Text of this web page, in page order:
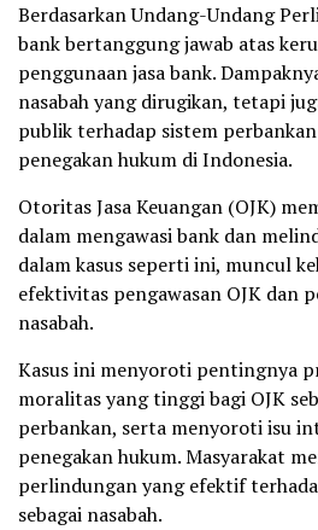
Berdasarkan Undang-Undang
bank bertanggung jawab atas
penggunaan jasa bank.
nasabah yang dirugikan, tetapi
publik terhadap sistem
penegakan hukum di Indonesia.
Otoritas Jasa Keuangan (OJK)
dalam mengawasi bank dan
dalam kasus seperti ini, muncul
efektivitas pengawasan OJK dan
nasabah.
Kasus ini menyoroti pentingnya
moralitas yang tinggi bagi OJK
perbankan, serta menyoroti isu
penegakan hukum. Masyarakat
perlindungan yang efektif
sebagai nasabah.